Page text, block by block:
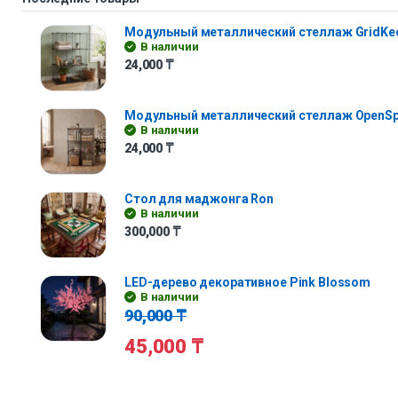
Модульный металлический стеллаж
В наличии
24,000 ₸
Модульный металлический стеллаж
В наличии
24,000 ₸
Стол для маджонга Ron
В наличии
300,000 ₸
LED-дерево декоративное Pink Blossom
В наличии
90,000₸
45,000 ₸